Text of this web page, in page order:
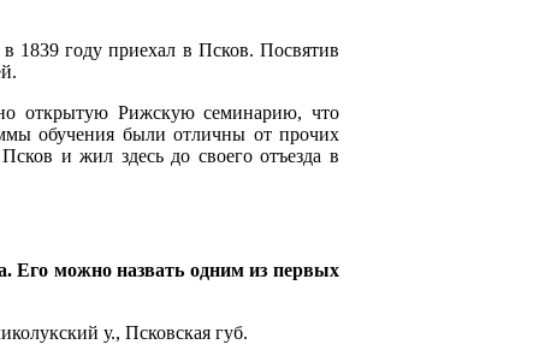
1839 году приехал в Псков. По­святив
открытую Рижскую семинарию, что
обучения были отличны от прочих
и жил здесь до своего отъезда в
Его можно назвать одним из первых
у., Псковская губ.